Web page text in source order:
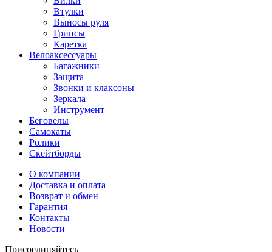
Втулки
Выносы руля
Грипсы
Каретка
Велоаксессуары
Багажники
Защита
Звонки и клаксоны
Зеркала
Инструмент
Беговелы
Самокаты
Ролики
Скейтборды
О компании
Доставка и оплата
Возврат и обмен
Гарантия
Контакты
Новости
Присоединяйтесь